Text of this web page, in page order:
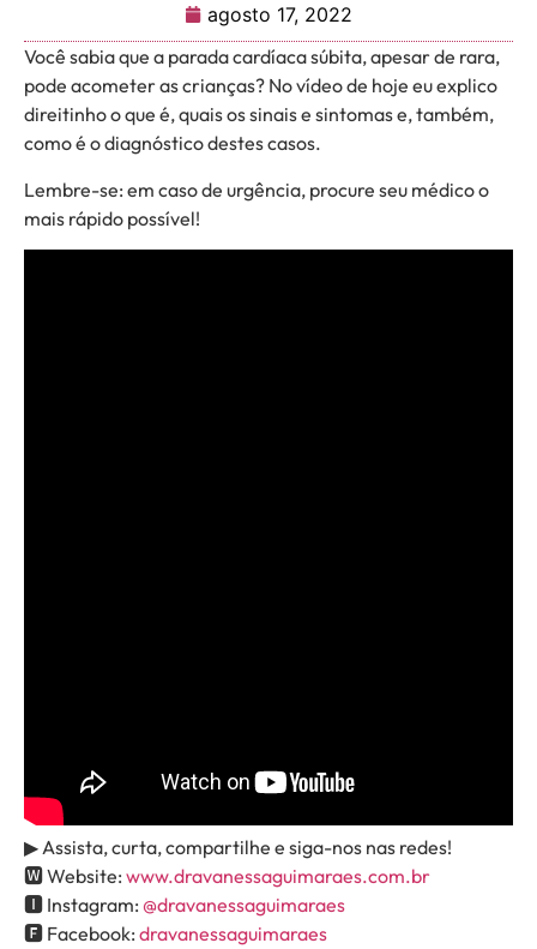
agosto 17, 2022
Você sabia que a parada cardíaca súbita, apesar de rara,
pode acometer as crianças? No vídeo de hoje eu explico
direitinho o que é, quais os sinais e sintomas e, também,
como é o diagnóstico destes casos.
Lembre-se: em caso de urgência, procure seu médico o
mais rápido possível!
▶ Assista, curta, compartilhe e siga-nos nas redes!
🆆 Website: www.dravanessaguimaraes.com.br
🅸 Instagram: @dravanessaguimaraes
🅵 Facebook: dravanessaguimaraes